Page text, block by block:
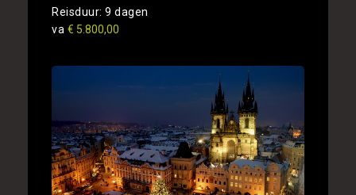
Reisduur: 9 dagen
va € 5.800,00